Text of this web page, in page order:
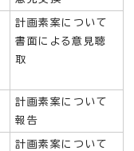
計画素案について
書面による意見聴
取
計画素案について
報告
計画素案について